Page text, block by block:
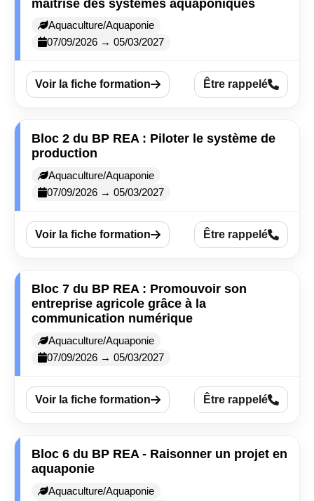
maîtrise des systèmes aquaponiques
Aquaculture/Aquaponie
07/09/2026 → 05/03/2027
Voir la fiche formation Être rappelé
Bloc 2 du BP REA : Piloter le système de
production
Aquaculture/Aquaponie
07/09/2026 → 05/03/2027
Voir la fiche formation Être rappelé
Bloc 7 du BP REA : Promouvoir son
entreprise agricole grâce à la
communication numérique
Aquaculture/Aquaponie
07/09/2026 → 05/03/2027
Voir la fiche formation Être rappelé
Bloc 6 du BP REA - Raisonner un projet en
aquaponie
Aquaculture/Aquaponie